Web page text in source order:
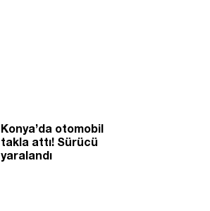
Konya’da otomobil
takla attı! Sürücü
yaralandı